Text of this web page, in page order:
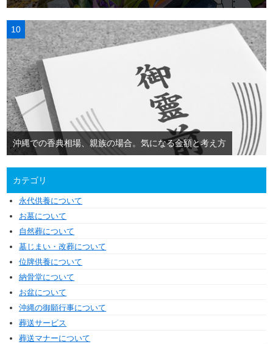
沖縄での香典相場、親族の場合。気になる金額と考え方
カテゴリ
永代供養について
お墓について
自然葬について
墓じまい・改葬について
位牌供養について
納骨堂について
お盆について
沖縄の御願行事について
葬送サービス
葬送マナーについて